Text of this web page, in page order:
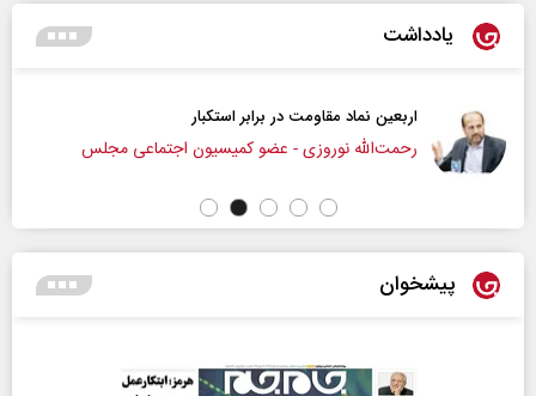
یادداشت
اربعین نماد مقاومت در برابر استکبار‌
رحمت‌الله نوروزی - عضو کمیسیون اجتماعی مجلس
پیشخوان